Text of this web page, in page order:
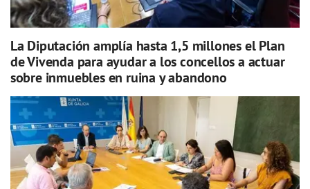
La Diputación amplía hasta 1,5 millones el Plan
de Vivenda para ayudar a los concellos a actuar
sobre inmuebles en ruina y abandono